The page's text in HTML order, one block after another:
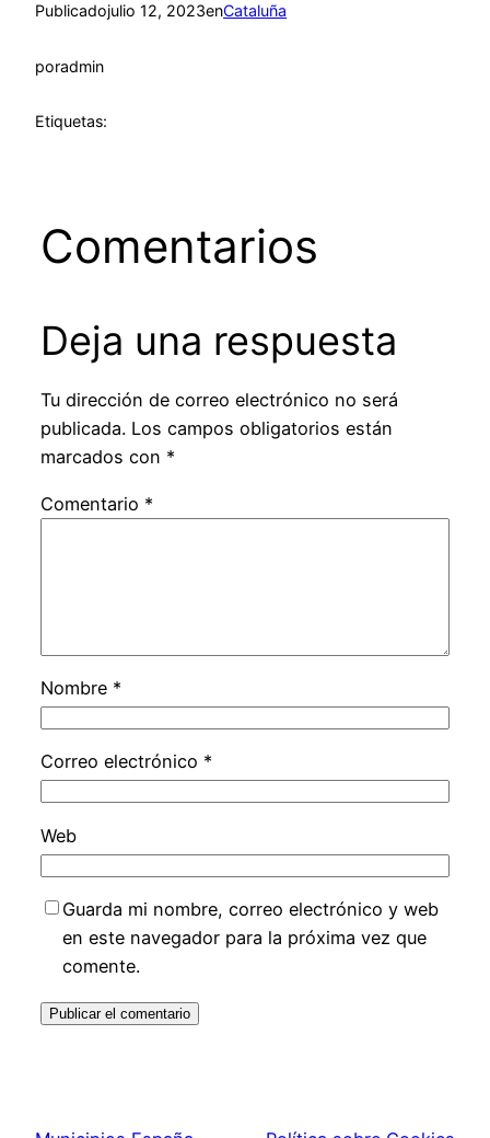
Publicadojulio 12, 2023enCataluña
poradmin
Etiquetas:
Comentarios
Deja una respuesta
Tu dirección de correo electrónico no será
publicada. Los campos obligatorios están
marcados con *
Comentario *
Nombre *
Correo electrónico *
Web
Guarda mi nombre, correo electrónico y web
en este navegador para la próxima vez que
comente.